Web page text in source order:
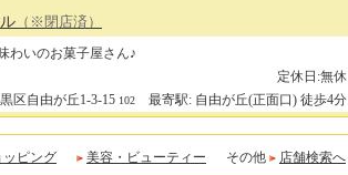
（※閉店済）
わいのお菓子屋さん♪
定休日:無休
区自由が丘1-3-15 102 最寄駅: 自由が丘(正面口) 徒歩4分
ッピング 美容・ビューティー その他 店舗検索へ